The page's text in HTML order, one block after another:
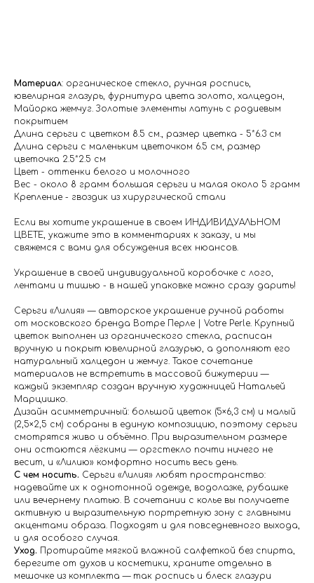
Материал: органическое стекло, ручная роспись,
ювелирная глазурь, фурнитура цвета золото, халцедон,
Майорка жемчуг. Золотые элементы латунь с родиевым
покрытием
Длина серьги с цветком 8.5 см., размер цветка - 5*6.3 см
Длина серьги с маленьким цветочком 6.5 см, размер
цветочка 2.5*2.5 см
Цвет - оттенки белого и молочного
Вес - около 8 грамм большая серьги и малая около 5 грамм
Крепление - гвоздик из хирургической стали
Если вы хотите украшение в своем ИНДИВИДУАЛЬНОМ
ЦВЕТЕ, укажите это в комментариях к заказу, и мы
свяжемся с вами для обсуждения всех нюансов.
Украшение в своей индивидуальной коробочке с лого,
лентами и тишью - в нашей упаковке можно сразу дарить!
Серьги «Лилия» — авторское украшение ручной работы
от московского бренда Вотре Перле | Votre Perle. Крупный
цветок выполнен из органического стекла, расписан
вручную и покрыт ювелирной глазурью, а дополняют его
натуральный халцедон и жемчуг. Такое сочетание
материалов не встретить в массовой бижутерии —
каждый экземпляр создан вручную художницей Натальей
Марцишко.
Дизайн асимметричный: большой цветок (5×6,3 см) и малый
(2,5×2,5 см) собраны в единую композицию, поэтому серьги
смотрятся живо и объёмно. При выразительном размере
они остаются лёгкими — оргстекло почти ничего не
весит, и «Лилию» комфортно носить весь день.
С чем носить. Серьги «Лилия» любят пространство:
надевайте их к однотонной одежде, водолазке, рубашке
или вечернему платью. В сочетании с колье вы получаете
активную и выразительную портретную зону с главными
акцентами образа. Подходят и для повседневного выхода,
и для особого случая.
Уход. Протирайте мягкой влажной салфеткой без спирта,
берегите от духов и косметики, храните отдельно в
мешочке из комплекта — так роспись и блеск глазури